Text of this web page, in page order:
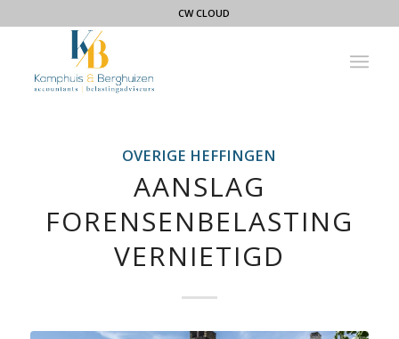
CW CLOUD
OVERIGE HEFFINGEN
AANSLAG
FORENSENBELASTING
VERNIETIGD